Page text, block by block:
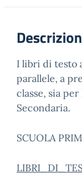
I libri di testo
parallele, a
classe, sia
Secondaria.
SCUOLA